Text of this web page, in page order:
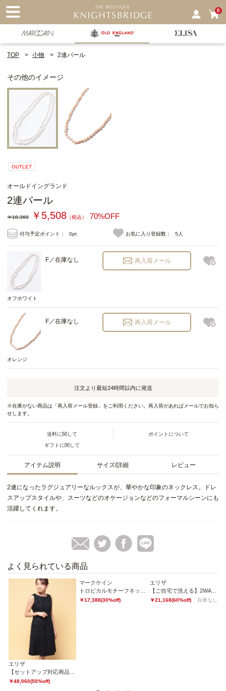
0
TOP 小物 2連パール
その他のイメージ
OUTLET
オールドイングランド
2連パール
￥18,360 ￥5,508 （税込） 70%OFF
付与予定ポイント： 0pt お気に入り登録数： 5人
オフホワイト
F／在庫なし 再入荷メール
オレンジ
F／在庫なし 再入荷メール
注文より最短24時間以内に発送
※在庫がない商品は「再入荷メール登録」をご利用ください。再入荷があればメールでお知ら
せします。
送料に関して
ポイントについて
ギフトに関して
アイテム説明 サイズ/詳細 レビュー
2連になったラグジュアリーなルックスが、華やかな印象のネックレス。ドレ
スアップスタイルや、スーツなどのオケージョンなどのフォーマルシーンにも
活躍してくれます。
よく見られている商品
エリザ
￥48,060(50%off)
マークケイン
￥17,388(30%off)
エリザ
【ご自宅で洗える】2WAYストレッチワンピース
￥21,168(60%off) 在庫なし